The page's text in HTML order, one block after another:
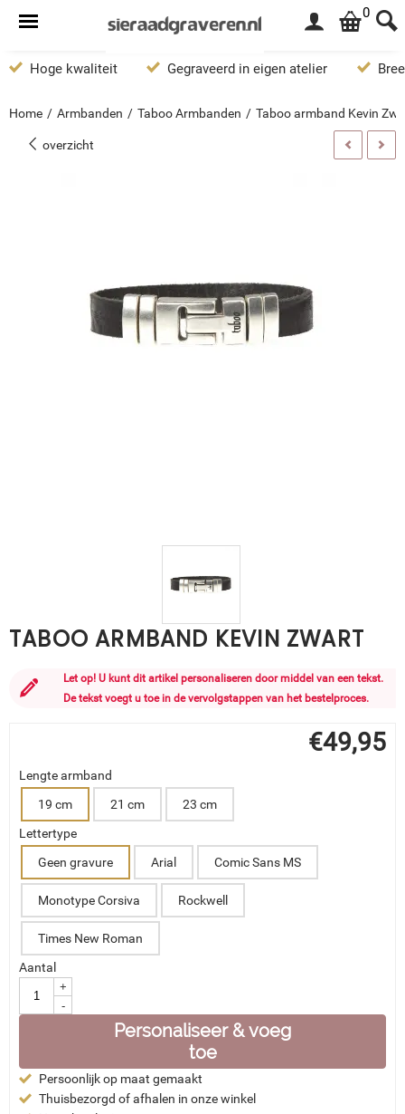
0
Hoge kwaliteit Gegraveerd in eigen atelier
Home / Armbanden / Taboo Armbanden / Taboo armband Kevin
overzicht
TABOO ARMBAND KEVIN ZWART
Let op! U kunt dit artikel personaliseren door middel van een tekst.
De tekst voegt u toe in de vervolgstappen van het bestelproces.
€49,95
Lengte armband
19 cm
21 cm
23 cm
Lettertype
Geen gravure
Arial Comic Sans MS
Monotype Corsiva Rockwell
Times New Roman
Aantal
+
-
Personaliseer & voeg
toe
Persoonlijk op maat gemaakt
Thuisbezorgd of afhalen in onze winkel